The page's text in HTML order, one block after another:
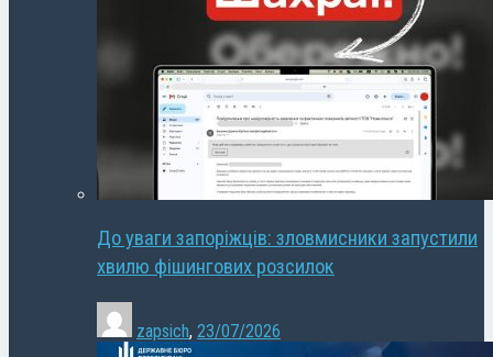
До уваги запоріжців: зловмисники запустили
хвилю фішингових розсилок
zapsich, 23/07/2026